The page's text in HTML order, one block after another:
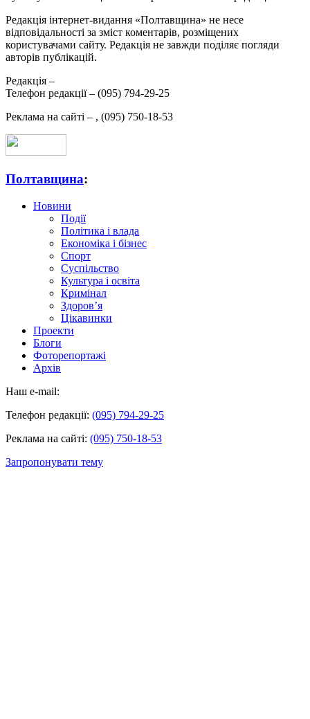
Редакція інтернет-видання «Полтавщина» не несе
відповідальності за зміст коментарів, розміщених
користувачами сайту. Редакція не завжди поділяє погляди
авторів публікацій.
Редакція –
Телефон редакції – (095) 794-29-25
Реклама на сайті – , (095) 750-18-53
Полтавщина:
Новини
Події
Політика і влада
Економіка і бізнес
Спорт
Суспільство
Культура і освіта
Кримінал
Здоров’я
Цікавинки
Проекти
Блоги
Фоторепортажі
Архів
Наш e-mail:
Телефон редакції: (095) 794-29-25
Реклама на сайті: (095) 750-18-53
Запропонувати тему